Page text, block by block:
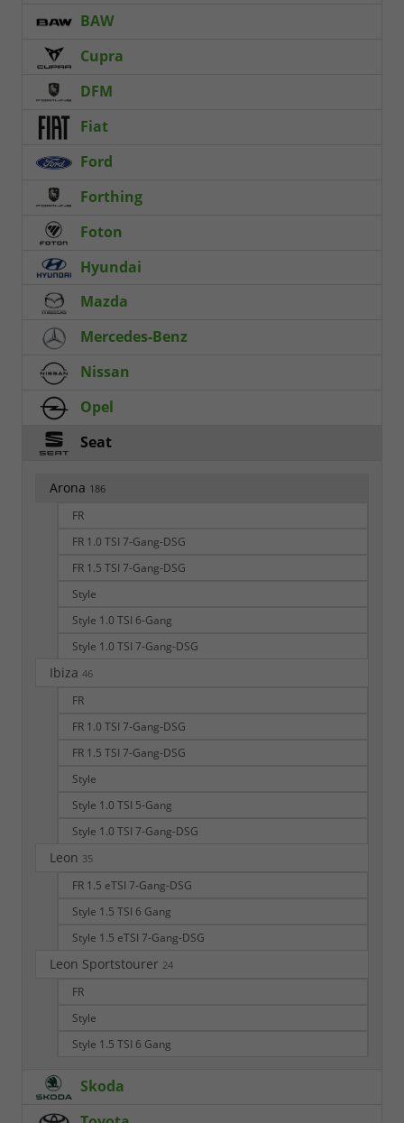
BAW
Cupra
DFM
Fiat
Ford
Forthing
Foton
Hyundai
Mazda
Mercedes-Benz
Nissan
Opel
Seat
Arona 186
FR
FR 1.0 TSI 7-Gang-DSG
FR 1.5 TSI 7-Gang-DSG
Style
Style 1.0 TSI 6-Gang
Style 1.0 TSI 7-Gang-DSG
Ibiza 46
FR
FR 1.0 TSI 7-Gang-DSG
FR 1.5 TSI 7-Gang-DSG
Style
Style 1.0 TSI 5-Gang
Style 1.0 TSI 7-Gang-DSG
Leon 35
FR 1.5 eTSI 7-Gang-DSG
Style 1.5 TSI 6 Gang
Style 1.5 eTSI 7-Gang-DSG
Leon Sportstourer 24
FR
Style
Style 1.5 TSI 6 Gang
Skoda